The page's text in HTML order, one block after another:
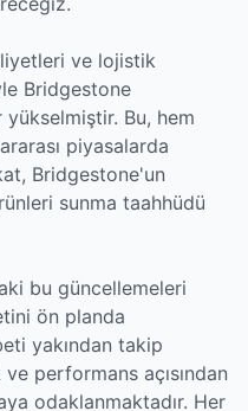
ve lojistik
Bridgestone
Bu, hem
piyasalarda
Bridgestone'un
sunma taahhüdü
bu güncellemeleri
ön planda
yakından takip
performans açısından
odaklanmaktadır. Her